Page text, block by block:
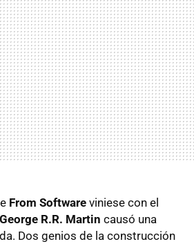
From Software viniese con el
George R.R. Martin causó una
Dos genios de la construcción